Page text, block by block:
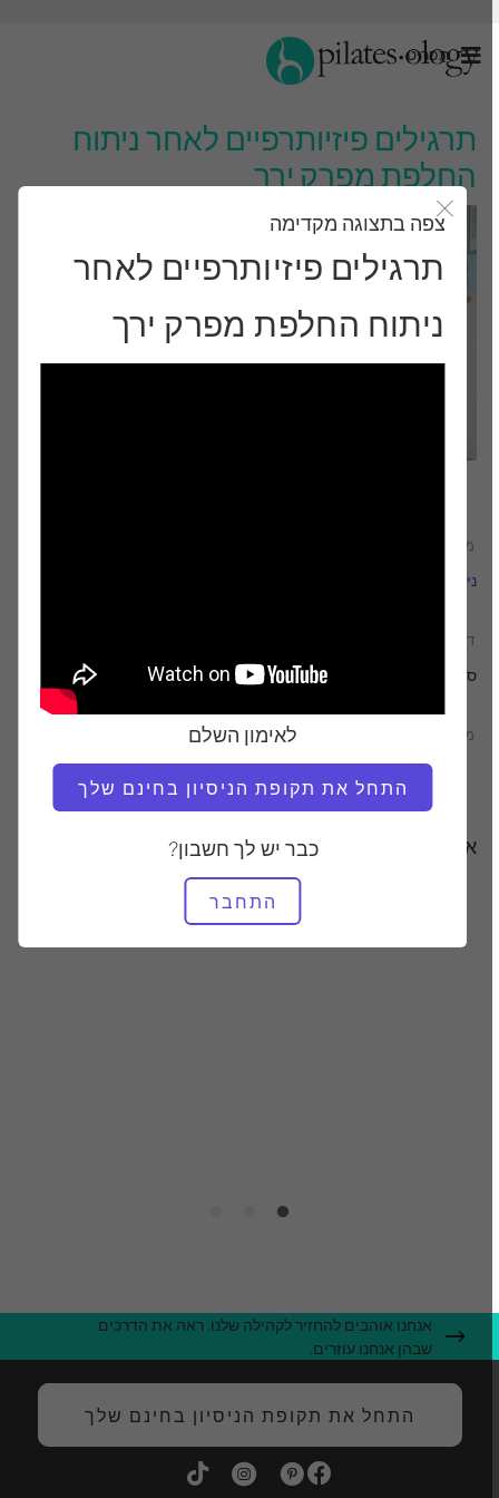
תַפרִיט
תרגילים פיזיותרפיים לאחר ניתוח
החלפת מפרק ירך
סגור את מודאל
צפה בתצוגה מקדימה
תרגילים פיזיותרפיים לאחר
ניתוח החלפת מפרק ירך
לאימון השלם
התחל את תקופת הניסיון בחינם שלך
כבר יש לך חשבון?
התחבר
מוֹרֶה
נידרה גבריאל
דרוש ציוד
סטודיו שלם
מצא שיעורים דומים עבור
אימונים אחרים שאולי תאהבו
אנחנו אוהבים להחזיר לקהילה שלנו. ראה את הדרכים
שבהן אנחנו עוזרים.
התחל את תקופת הניסיון בחינם שלך